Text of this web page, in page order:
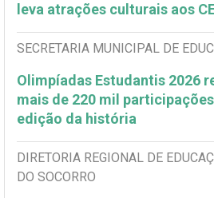
leva atrações culturais aos
SECRETARIA MUNICIPAL DE
Olimpíadas Estudantis 2026
mais de 220 mil
edição da história
DIRETORIA REGIONAL DE
DO SOCORRO